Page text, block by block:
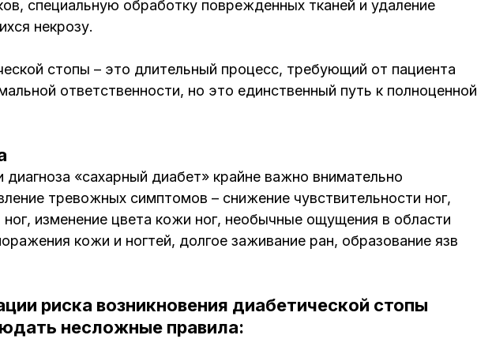
специальную обработку поврежденных тканей и удаление
некрозу.
стопы – это длительный процесс, требующий от пациента
ответственности, но это единственный путь к полноценной
диагноза «сахарный диабет» крайне важно внимательно
тревожных симптомов – снижение чувствительности ног,
ног, изменение цвета кожи ног, необычные ощущения в области
кожи и ногтей, долгое заживание ран, образование язв
риска возникновения диабетической стопы
несложные правила: